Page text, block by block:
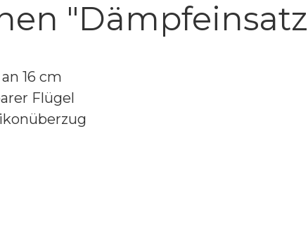
"Dämpfeinsatz
16 cm
Flügel